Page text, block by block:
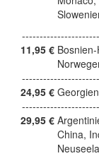
11,95 €
24,95 €
29,95 €
China,